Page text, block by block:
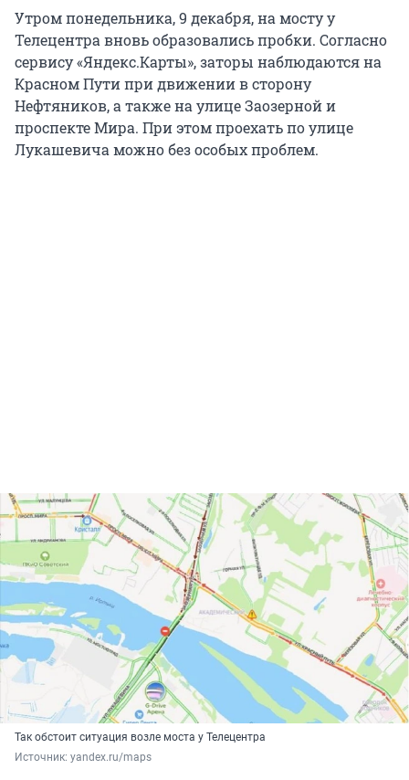
Утром понедельника, 9 декабря, на мосту у
Телецентра вновь образовались пробки. Согласно
сервису «Яндекс.Карты», заторы наблюдаются на
Красном Пути при движении в сторону
Нефтяников, а также на улице Заозерной и
проспекте Мира. При этом проехать по улице
Лукашевича можно без особых проблем.
Так обстоит ситуация возле моста у Телецентра
Источник: yandex.ru/maps